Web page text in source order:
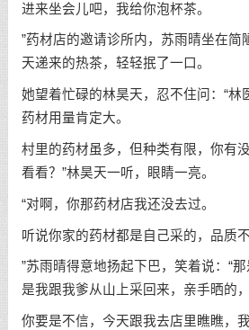
进来坐会儿吧，我给你泡杯茶。
”药材店的邀请诊所内，苏雨晴坐在简
天递来的热茶，轻轻抿了一口。
她望着忙碌的林昊天，忍不住问：“林
药材用量肯定大。
村里的药材虽多，但种类有限，你有
看看？”林昊天一听，眼睛一亮。
“对啊，你那药材店我还没去过。
听说你家的药材都是自己采的，品质不
”苏雨晴得意地扬起下巴，笑着说：“
是我跟我爹从山上采回来，亲手晒的
你要是不信，今天跟我去店里瞧瞧，